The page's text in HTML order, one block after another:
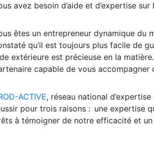
avez besoin d’aide et d’expertise
êtes un entrepreneur dynamique du
qu’il est toujours plus facile de
extérieure est précieuse en la
capable de vous accompagner
ACTIVE, réseau national
pour trois raisons : une expertise
à témoigner de notre efficacité et un